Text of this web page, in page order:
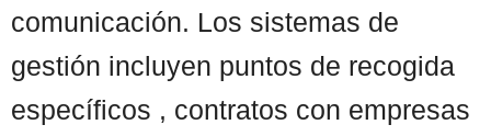
comunicación. Los sistemas de
gestión incluyen puntos de recogida
específicos , contratos con empresas